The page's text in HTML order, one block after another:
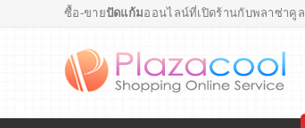
ซื้อ-ขายปัดแก้มออนไลน์ที่เปิดร้านกับพลาซ่าคูล